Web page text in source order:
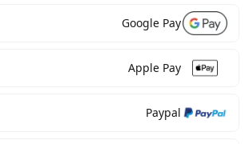
Google Pay
Apple Pay
Paypal